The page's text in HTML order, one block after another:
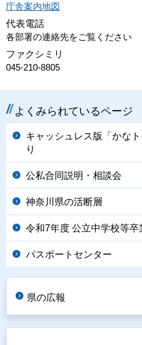
庁舎案内地図
代表電話
各部署の連絡先をご覧ください
ファクシミリ
045-210-8805
よくみられているページ
キャッシュレス版「かな
り
公私合同説明・相談会
神奈川県の活断層
令和7年度 公立中学校等
パスポートセンター
県の広報